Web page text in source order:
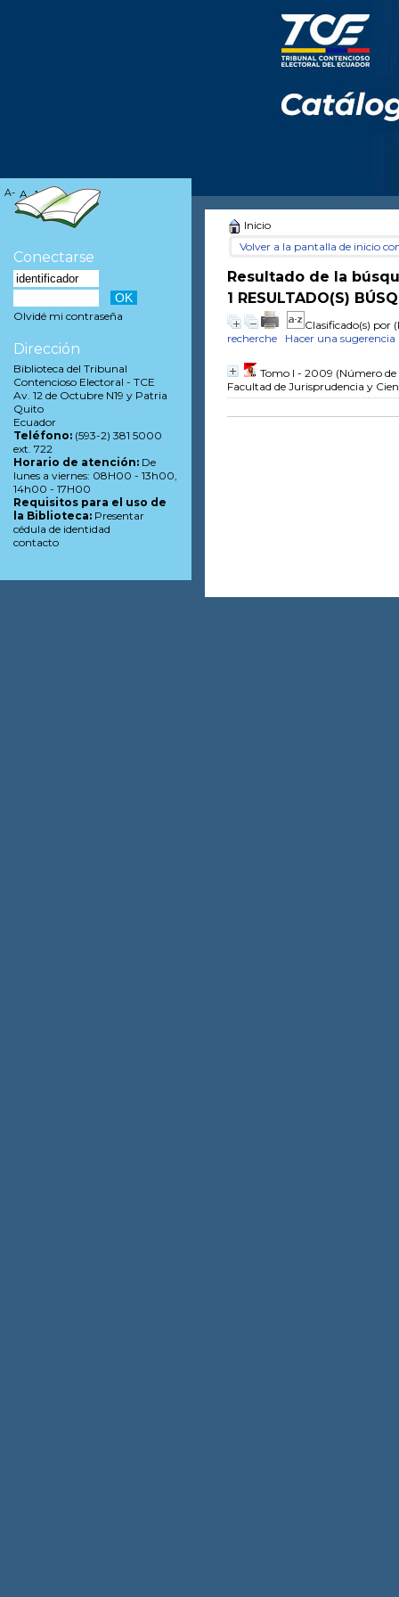
Inicio
Volver a la pantalla de inicio
Resultado de la
1 RESULTADO(S)
Clasificado(s) por
recherche
Hacer una sugerencia
Tomo I - 2009 (Número
Facultad de Jurisprudencia y
A- A A+
Conectarse
Olvidé mi contraseña
Dirección
Biblioteca del Tribunal
Contencioso Electoral - TCE
Av. 12 de Octubre N19 y Patria
Quito
Ecuador
Teléfono: (593-2) 381 5000
ext. 722
Horario de atención: De
lunes a viernes: 08H00 - 13h00,
14h00 - 17H00
Requisitos para el uso de
la Biblioteca: Presentar
cédula de identidad
contacto